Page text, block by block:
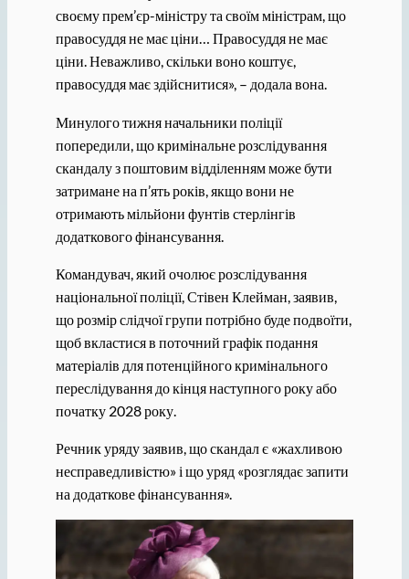
своєму прем’єр-міністру та своїм міністрам, що
правосуддя не має ціни… Правосуддя не має
ціни. Неважливо, скільки воно коштує,
правосуддя має здійснитися», – додала вона.
Минулого тижня начальники поліції
попередили, що кримінальне розслідування
скандалу з поштовим відділенням може бути
затримане на п’ять років, якщо вони не
отримають мільйони фунтів стерлінгів
додаткового фінансування.
Командувач, який очолює розслідування
національної поліції, Стівен Клейман, заявив,
що розмір слідчої групи потрібно буде подвоїти,
щоб вкластися в поточний графік подання
матеріалів для потенційного кримінального
переслідування до кінця наступного року або
початку 2028 року.
Речник уряду заявив, що скандал є «жахливою
несправедливістю» і що уряд «розглядає запити
на додаткове фінансування».